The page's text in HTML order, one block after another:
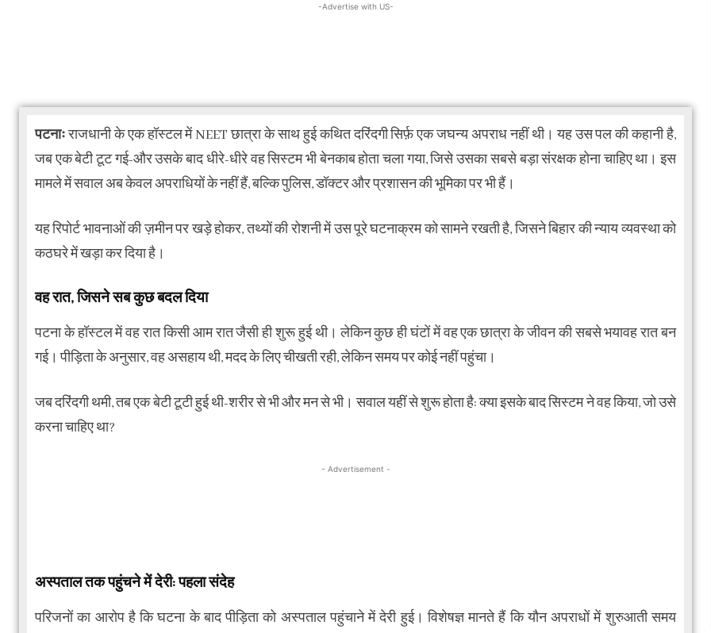
-Advertise with US-
पटनाःराजधानी के एक हॉस्टल में NEET छात्रा के साथ हुई कथित दरिंदगी सिर्फ़ एक जघन्य अपराध नहीं थी। यह उस पल की कहानी है,
जब एक बेटी टूट गई-और उसके बाद धीरे-धीरे वह सिस्टम भी बेनकाब होता चला गया, जिसे उसका सबसे बड़ा संरक्षक होना चाहिए था। इस
मामले में सवाल अब केवल अपराधियों के नहीं हैं, बल्कि पुलिस, डॉक्टर और प्रशासन की भूमिका पर भी हैं।
यह रिपोर्ट भावनाओं की ज़मीन पर खड़े होकर, तथ्यों की रोशनी में उस पूरे घटनाक्रम को सामने रखती है, जिसने बिहार की न्याय व्यवस्था को
कठघरे में खड़ा कर दिया है।
वह रात, जिसने सब कुछ बदल दिया
पटना के हॉस्टल में वह रात किसी आम रात जैसी ही शुरू हुई थी। लेकिन कुछ ही घंटों में वह एक छात्रा के जीवन की सबसे भयावह रात बन
गई। पीड़िता के अनुसार, वह असहाय थी, मदद के लिए चीखती रही, लेकिन समय पर कोई नहीं पहुंचा।
जब दरिंदगी थमी, तब एक बेटी टूटी हुई थी-शरीर से भी और मन से भी। सवाल यहीं से शुरू होता है: क्या इसके बाद सिस्टम ने वह किया, जो उसे
करना चाहिए था?
- Advertisement -
अस्पताल तक पहुंचने में देरी: पहला संदेह
परिजनों का आरोप है कि घटना के बाद पीड़िता को अस्पताल पहुंचाने में देरी हुई। विशेषज्ञ मानते हैं कि यौन अपराधों में शुरुआती समय